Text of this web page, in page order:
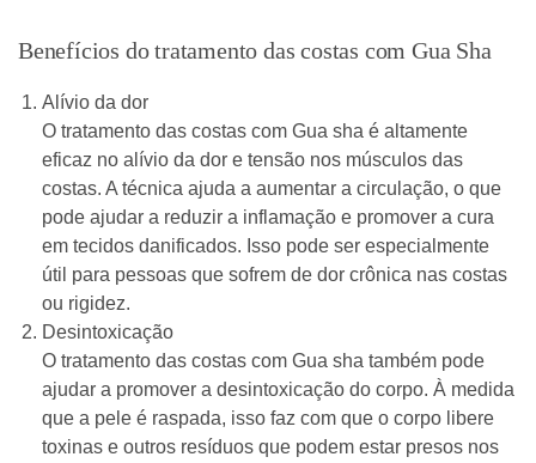
Benefícios do tratamento das costas com Gua Sha
Alívio da dor
O tratamento das costas com Gua sha é altamente
eficaz no alívio da dor e tensão nos músculos das
costas. A técnica ajuda a aumentar a circulação, o que
pode ajudar a reduzir a inflamação e promover a cura
em tecidos danificados. Isso pode ser especialmente
útil para pessoas que sofrem de dor crônica nas costas
ou rigidez.
Desintoxicação
O tratamento das costas com Gua sha também pode
ajudar a promover a desintoxicação do corpo. À medida
que a pele é raspada, isso faz com que o corpo libere
toxinas e outros resíduos que podem estar presos nos